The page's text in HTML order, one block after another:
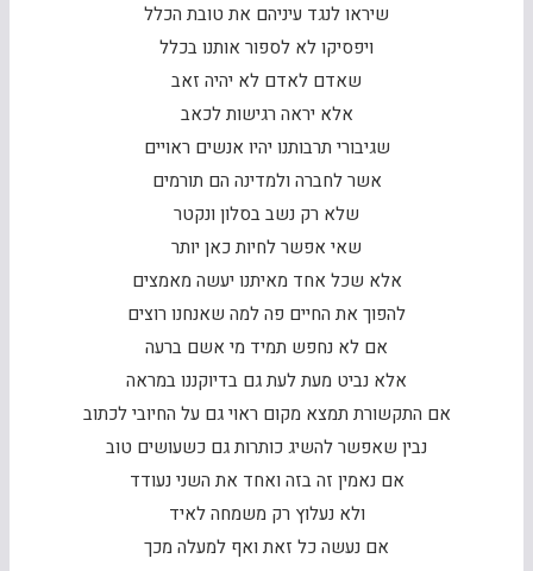
שיראו לנגד עיניהם את טובת הכלל
ויפסיקו לא לספור אותנו בכלל
שאדם לאדם לא יהיה זאב
אלא יראה רגישות לכאב
שגיבורי תרבותנו יהיו אנשים ראויים
אשר לחברה ולמדינה הם תורמים
שלא רק נשב בסלון ונקטר
שאי אפשר לחיות כאן יותר
אלא שכל אחד מאיתנו יעשה מאמצים
להפוך את החיים פה למה שאנחנו רוצים
אם לא נחפש תמיד מי אשם ברעה
אלא נביט מעת לעת גם בדיוקננו במראה
אם התקשורת תמצא מקום ראוי גם על החיובי לכתוב
נבין שאפשר להשיג כותרות גם כשעושים טוב
אם נאמין זה בזה ואחד את השני נעודד
ולא נעלוץ רק משמחה לאיד
אם נעשה כל זאת ואף למעלה מכך